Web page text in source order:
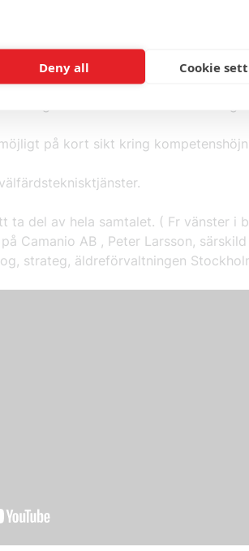
utvecklingsorganisation
arbeta med att utveckla
ny teknik för att arbeta med
på kort sikt kring
ta del av hela samtalet. ( Fr vänster i
Camanio AB , Peter Larsson, särskild
strateg, äldreförvaltningen
Deny all Cookie